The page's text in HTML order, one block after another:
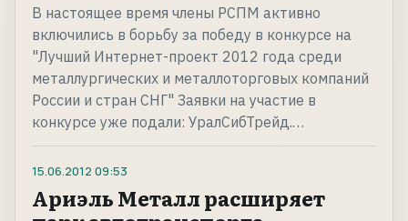
В настоящее время члены РСПМ активно
включились в борьбу за победу в конкурсе на
"Лучший Интернет-проект 2012 года среди
металлургических и металлоторговых компаний
России и стран СНГ" Заявки на участие в
конкурсе уже подали: УралСибТрейд.…
15.06.2012 09:53
Ариэль Металл расширяет